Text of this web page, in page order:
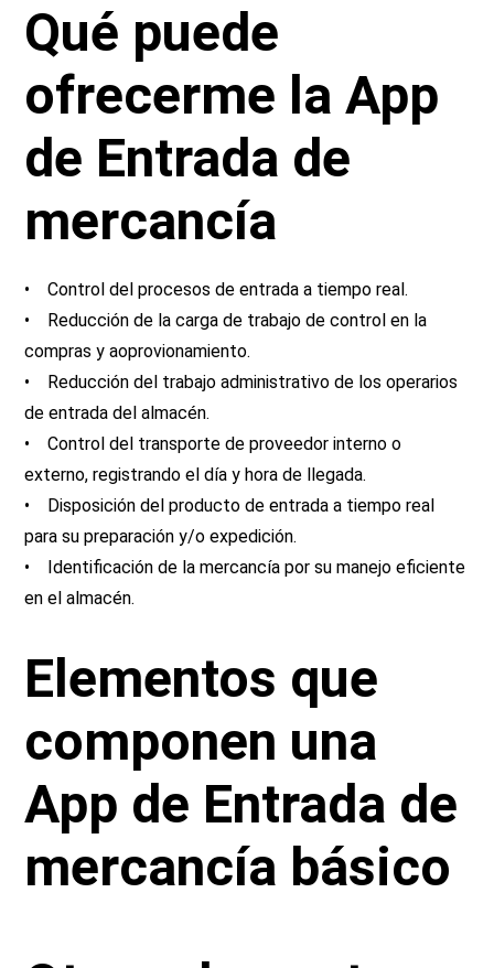
Qué puede
ofrecerme la App
de Entrada de
mercancía
• Control del procesos de entrada a tiempo real.
• Reducción de la carga de trabajo de control en la
compras y aoprovionamiento.
• Reducción del trabajo administrativo de los operarios
de entrada del almacén.
• Control del transporte de proveedor interno o
externo, registrando el día y hora de llegada.
• Disposición del producto de entrada a tiempo real
para su preparación y/o expedición.
• Identificación de la mercancía por su manejo eficiente
en el almacén.
Elementos que
componen una
App de Entrada de
mercancía básico